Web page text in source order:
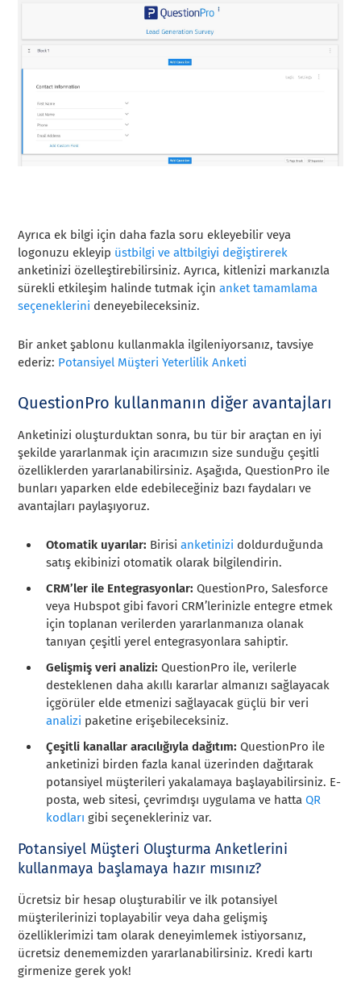
Ayrıca ek bilgi için daha fazla soru ekleyebilir veya
logonuzu ekleyip üstbilgi ve altbilgiyi değiştirerek
anketinizi özelleştirebilirsiniz. Ayrıca, kitlenizi markanızla
sürekli etkileşim halinde tutmak içinanket tamamlama
seçeneklerini deneyebileceksiniz.
Bir anket şablonu kullanmakla ilgileniyorsanız, tavsiye
ederiz: Potansiyel Müşteri Yeterlilik Anketi
QuestionPro kullanmanın diğer avantajları
Anketinizi oluşturduktan sonra, bu tür bir araçtan en iyi
şekilde yararlanmak için aracımızın size sunduğu çeşitli
özelliklerden yararlanabilirsiniz. Aşağıda, QuestionPro ile
bunları yaparken elde edebileceğiniz bazı faydaları ve
avantajları paylaşıyoruz.
Otomatik uyarılar: Birisianketinizi doldurduğunda
satış ekibinizi otomatik olarak bilgilendirin.
CRM’ler ile Entegrasyonlar: QuestionPro, Salesforce
veya Hubspot gibi favori CRM’lerinizle entegre etmek
için toplanan verilerden yararlanmanıza olanak
tanıyan çeşitli yerel entegrasyonlara sahiptir.
Gelişmiş veri analizi: QuestionPro ile, verilerle
desteklenen daha akıllı kararlar almanızı sağlayacak
içgörüler elde etmenizi sağlayacak güçlü bir veri
analizi paketine erişebileceksiniz.
Çeşitli kanallar aracılığıyla dağıtım: QuestionPro ile
anketinizi birden fazla kanal üzerinden dağıtarak
potansiyel müşterileri yakalamaya başlayabilirsiniz. E-
posta, web sitesi, çevrimdışı uygulama ve hattaQR
kodları gibi seçenekleriniz var.
Potansiyel Müşteri Oluşturma Anketlerini
kullanmaya başlamaya hazır mısınız?
Ücretsiz bir hesap oluşturabilir ve ilk potansiyel
müşterilerinizi toplayabilir veya daha gelişmiş
özelliklerimizi tam olarak deneyimlemek istiyorsanız,
ücretsiz denememizden yararlanabilirsiniz. Kredi kartı
girmenize gerek yok!